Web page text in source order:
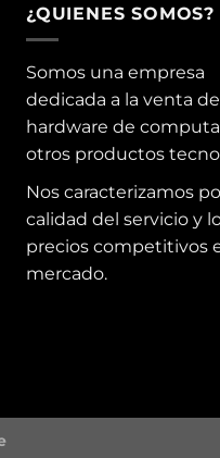
¿QUIENES SOMOS?
Somos una empresa
dedicada a la venta de
hardware de
otros productos
Nos caracterizamos
calidad del servicio y
precios competitivos
mercado.